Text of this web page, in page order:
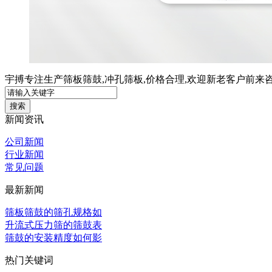
宇搏专注生产筛板筛鼓,冲孔筛板,价格合理,欢迎新老客户前来
新闻资讯
公司新闻
行业新闻
常见问题
最新新闻
筛板筛鼓的筛孔规格如
升流式压力筛的筛鼓表
筛鼓的安装精度如何影
热门关键词